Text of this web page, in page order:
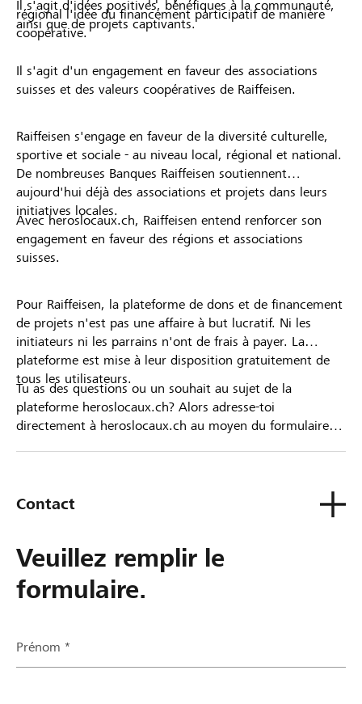
régional l'idée du financement participatif de manière
coopérative.
Il s'agit d'idées positives, bénéfiques à la communauté,
ainsi que de projets captivants.
Il s'agit d'un engagement en faveur des associations
suisses et des valeurs coopératives de Raiffeisen.
Raiffeisen s'engage en faveur de la diversité culturelle,
sportive et sociale - au niveau local, régional et national.
De nombreuses Banques Raiffeisen soutiennent
aujourd'hui déjà des associations et projets dans leurs
initiatives locales.
Avec heroslocaux.ch, Raiffeisen entend renforcer son
engagement en faveur des régions et associations
suisses.
Pour Raiffeisen, la plateforme de dons et de financement
de projets n'est pas une affaire à but lucratif. Ni les
initiateurs ni les parrains n'ont de frais à payer. La
plateforme est mise à leur disposition gratuitement de
tous les utilisateurs.
Tu as des questions ou un souhait au sujet de la
plateforme heroslocaux.ch? Alors adresse-toi
directement à heroslocaux.ch au moyen du formulaire
Contact
Veuillez remplir le
formulaire.
Prénom *